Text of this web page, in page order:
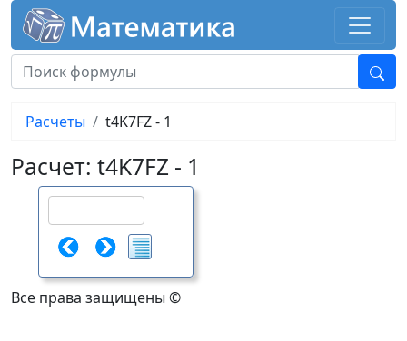
Расчеты t4K7FZ - 1
Расчет: t4K7FZ - 1
Все права защищены ©